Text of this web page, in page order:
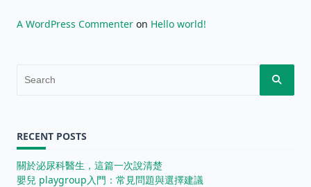
A WordPress Commenter on Hello world!
Search
RECENT POSTS
關於泌尿科醫生，這篇一次說清楚
嬰兒 playgroup入門：常見問題與選擇建議